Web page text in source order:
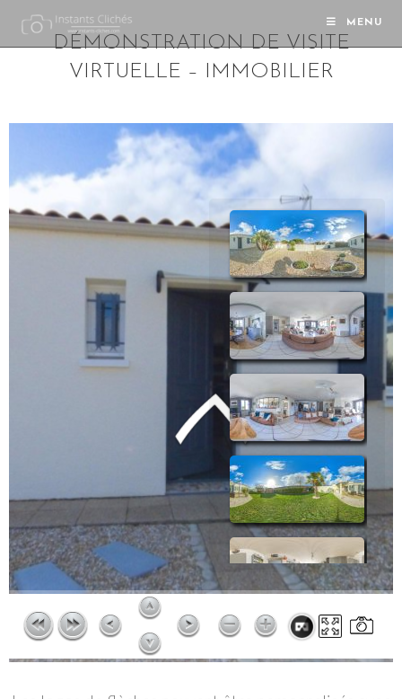
MENU
DÉMONSTRATION DE VISITE
VIRTUELLE – IMMOBILIER